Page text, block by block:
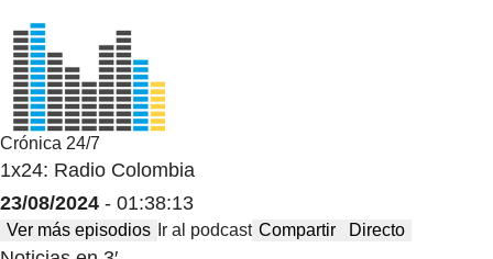
Crónica 24/7
1x24: Radio Colombia
23/08/2024 - 01:38:13
Ver más episodios Ir al podcast Compartir Directo